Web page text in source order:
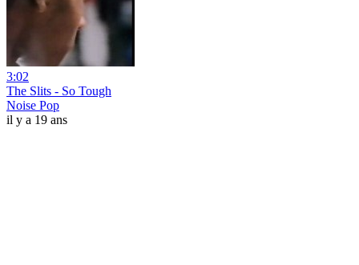
3:02
The Slits - So Tough
Noise Pop
il y a 19 ans